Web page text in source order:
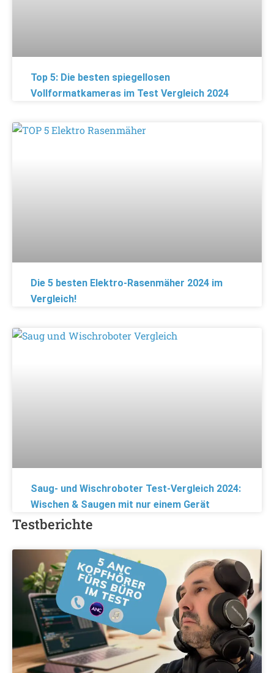
Top 5: Die besten spiegellosen
Vollformatkameras im Test Vergleich 2024
Die 5 besten Elektro-Rasenmäher 2024 im
Vergleich!
Saug- und Wischroboter Test-Vergleich 2024:
Wischen & Saugen mit nur einem Gerät
Testberichte